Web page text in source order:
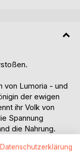
von Lumoria - und
der ewigen
ihr Volk von
Spannung
die Nahrung.
Datenschutzerklärung